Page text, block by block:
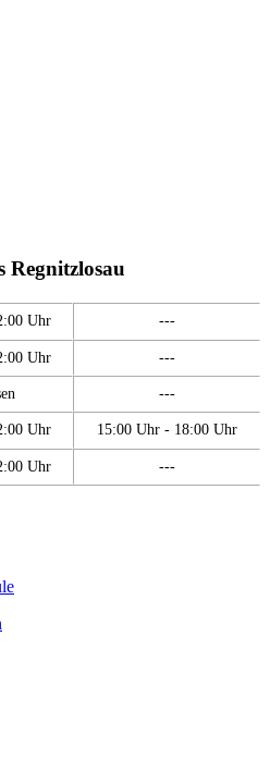
Regnitzlosau
Uhr ---
Uhr ---
---
Uhr 15:00 Uhr - 18:00 Uhr
Uhr ---